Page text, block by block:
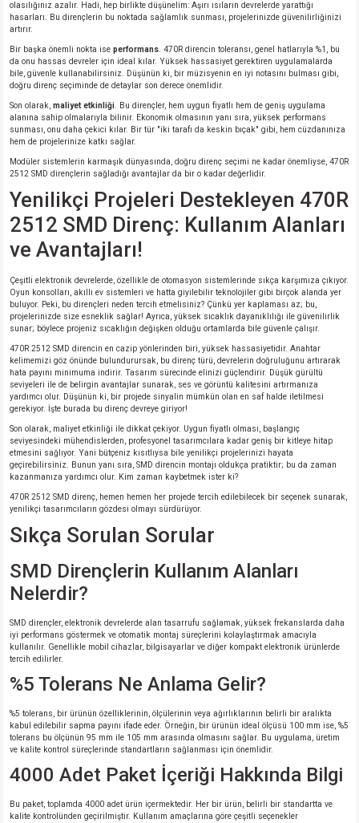
olasılığınız azalır. Hadi, hep birlikte düşünelim: Aşırı ısıların devrelerde yarattığı
hasarları. Bu dirençlerin bu noktada sağlamlık sunması, projelerinizde güvenilirliğinizi
artırır.
Bir başka önemli nokta ise performans . 470R direncin toleransı, genel hatlarıyla %1, bu
da onu hassas devreler için ideal kılar. Yüksek hassasiyet gerektiren uygulamalarda
bile, güvenle kullanabilirsiniz. Düşünün ki, bir müzisyenin en iyi notasını bulması gibi,
doğru direnç seçiminde de detaylar son derece önemlidir.
Son olarak, maliyet etkinliği . Bu dirençler, hem uygun fiyatlı hem de geniş uygulama
alanına sahip olmalarıyla bilinir. Ekonomik olmasının yanı sıra, yüksek performans
sunması, onu daha çekici kılar. Bir tür "iki tarafı da keskin bıçak" gibi, hem cüzdanınıza
hem de projelerinize katkı sağlar.
Modüler sistemlerin karmaşık dünyasında, doğru direnç seçimi ne kadar önemliyse, 470R
2512 SMD dirençlerin sağladığı avantajlar da bir o kadar değerlidir.
Yenilikçi Projeleri Destekleyen 470R
2512 SMD Direnç: Kullanım Alanları
ve Avantajları!
Çeşitli elektronik devrelerde, özellikle de otomasyon sistemlerinde sıkça karşımıza çıkıyor.
Oyun konsolları, akıllı ev sistemleri ve hatta giyilebilir teknolojiler gibi birçok alanda yer
buluyor. Peki, bu dirençleri neden tercih etmelisiniz? Çünkü yer kaplaması az; bu,
projelerinizde size esneklik sağlar! Ayrıca, yüksek sıcaklık dayanıklılığı ile güvenilirlik
sunar; böylece projeniz sıcaklığın değişken olduğu ortamlarda bile güvenle çalışır.
470R 2512 SMD direncin en cazip yönlerinden biri, yüksek hassasiyetidir. Anahtar
kelimemizi göz önünde bulundurursak, bu direnç türü, devrelerin doğruluğunu artırarak
hata payını minimuma indirir. Tasarım sürecinde elinizi güçlendirir. Düşük gürültü
seviyeleri ile de belirgin avantajlar sunarak, ses ve görüntü kalitesini artırmanıza
yardımcı olur. Düşünün ki, bir projede sinyalin mümkün olan en saf halde iletilmesi
gerekiyor. İşte burada bu direnç devreye giriyor!
Son olarak, maliyet etkinliği ile dikkat çekiyor. Uygun fiyatlı olması, başlangıç
seviyesindeki mühendislerden, profesyonel tasarımcılara kadar geniş bir kitleye hitap
etmesini sağlıyor. Yani bütçeniz kısıtlıysa bile yenilikçi projelerinizi hayata
geçirebilirsiniz. Bunun yanı sıra, SMD direncin montajı oldukça pratiktir; bu da zaman
kazanmanıza yardımcı olur. Kim zaman kaybetmek ister ki?
470R 2512 SMD direnç, hemen hemen her projede tercih edilebilecek bir seçenek sunarak,
yenilikçi tasarımcıların gözdesi olmayı sürdürüyor.
Sıkça Sorulan Sorular
SMD Dirençlerin Kullanım Alanları
Nelerdir?
SMD dirençler, elektronik devrelerde alan tasarrufu sağlamak, yüksek frekanslarda daha
iyi performans göstermek ve otomatik montaj süreçlerini kolaylaştırmak amacıyla
kullanılır. Genellikle mobil cihazlar, bilgisayarlar ve diğer kompakt elektronik ürünlerde
tercih edilirler.
%5 Tolerans Ne Anlama Gelir?
%5 tolerans, bir ürünün özelliklerinin, ölçülerinin veya ağırlıklarının belirli bir aralıkta
kabul edilebilir sapma payını ifade eder. Örneğin, bir ürünün ideal ölçüsü 100 mm ise, %5
tolerans bu ölçünün 95 mm ile 105 mm arasında olmasını sağlar. Bu uygulama, üretim
ve kalite kontrol süreçlerinde standartların sağlanması için önemlidir.
4000 Adet Paket İçeriği Hakkında Bilgi
Bu paket, toplamda 4000 adet ürün içermektedir. Her bir ürün, belirli bir standartta ve
kalite kontrolünden geçirilmiştir. Kullanım amaçlarına göre çeşitli seçenekler